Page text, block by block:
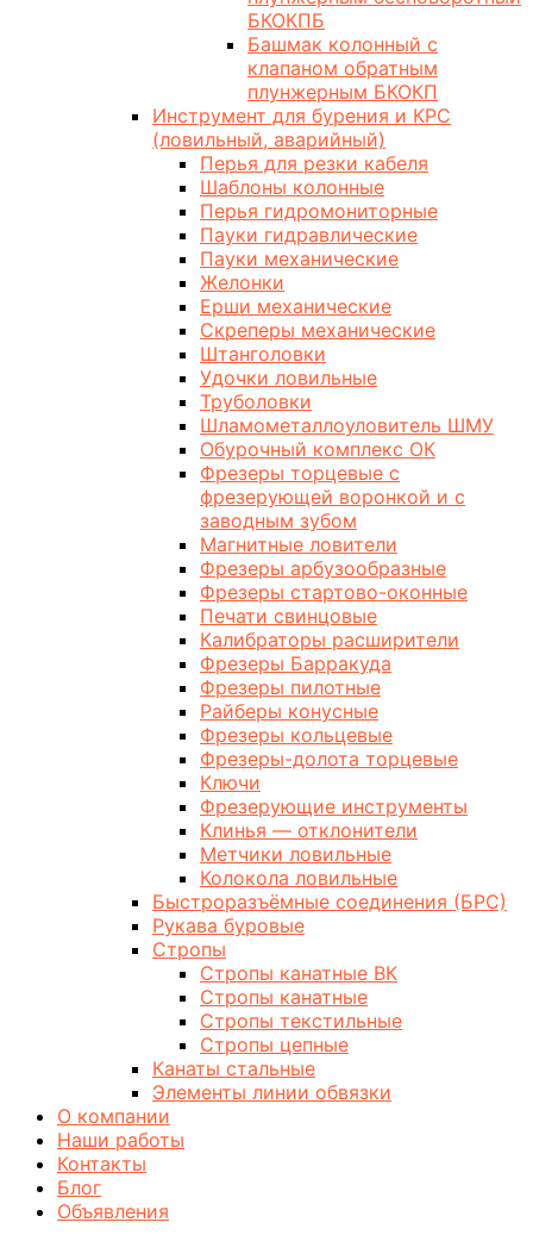
БКОКПБ
Башмак колонный с
клапаном обратным
плунжерным БКОКП
Инструмент для бурения и КРС
(ловильный, аварийный)
Перья для резки кабеля
Шаблоны колонные
Перья гидромониторные
Пауки гидравлические
Пауки механические
Желонки
Ерши механические
Скреперы механические
Штанголовки
Удочки ловильные
Труболовки
Шламометаллоуловитель ШМУ
Обурочный комплекс ОК
Фрезеры торцевые с
фрезерующей воронкой и с
заводным зубом
Магнитные ловители
Фрезеры арбузообразные
Фрезеры стартово-оконные
Печати свинцовые
Калибраторы расширители
Фрезеры Барракуда
Фрезеры пилотные
Райберы конусные
Фрезеры кольцевые
Фрезеры-долота торцевые
Ключи
Фрезерующие инструменты
Клинья — отклонители
Метчики ловильные
Колокола ловильные
Быстроразъёмные соединения (БРС)
Рукава буровые
Стропы
Стропы канатные ВК
Стропы канатные
Стропы текстильные
Стропы цепные
Канаты стальные
Элементы линии обвязки
О компании
Наши работы
Контакты
Блог
Объявления